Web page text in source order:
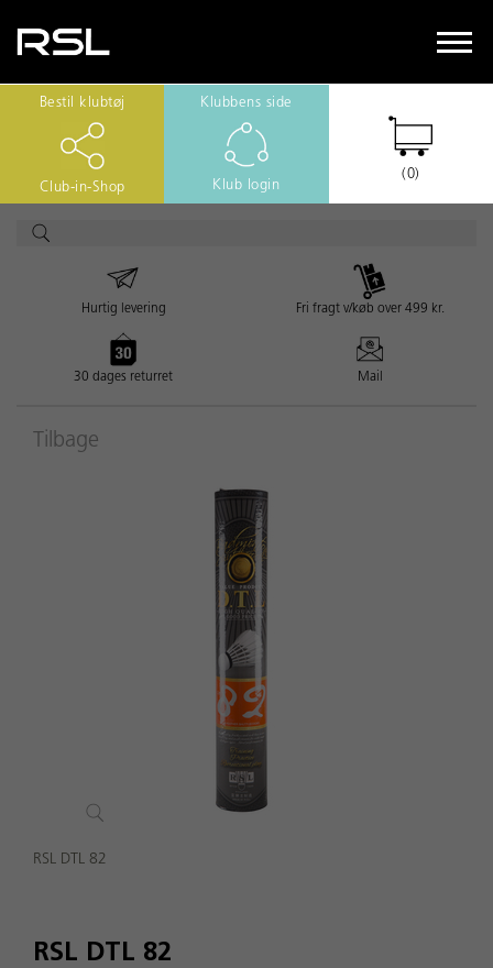
Bestil klubtøj
Club-in-Shop
Klubbens side
Klub login
(0)
Hurtig levering Fri fragt v/køb over 499 kr.
30 dages returret Mail
Tilbage
RSL DTL 82
RSL DTL 82